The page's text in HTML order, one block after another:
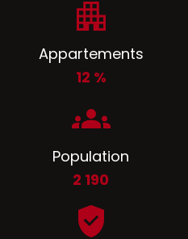
Appartements
12 %
Population
2 190